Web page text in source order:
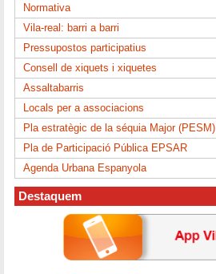
Normativa
Vila-real: barri a barri
Pressupostos participatius
Consell de xiquets i xiquetes
Assaltabarris
Locals per a associacions
Pla estratègic de la séquia Major (PESM)
Pla de Participació Pública EPSAR
Agenda Urbana Espanyola
Destaquem